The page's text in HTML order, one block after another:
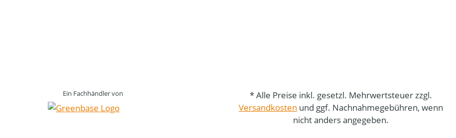
Ein Fachhändler von
* Alle Preise inkl. gesetzl. Mehrwertsteuer zzgl.
Versandkosten und ggf. Nachnahmegebühren, wenn
nicht anders angegeben.